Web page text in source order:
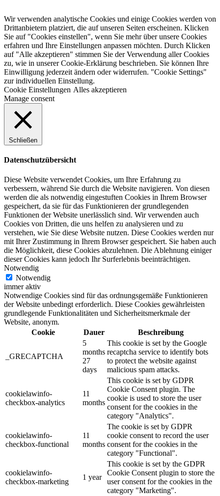
Wir verwenden analytische Cookies und einige Cookies werden von
Drittanbietern platziert, die auf unseren Seiten erscheinen. Klicken
Sie auf "Cookies einstellen", wenn Sie mehr über unsere Cookies
erfahren und Ihre Einstellungen anpassen möchten. Durch Klicken
auf "Alle akzeptieren" stimmen Sie der Verwendung aller Cookies
zu, wie in unserer Cookie-Erklärung beschrieben. Sie können Ihre
Einwilligung jederzeit ändern oder widerrufen. "Cookie Settings"
zur individuellen Einstellung.
Cookie Einstellungen Alles akzeptieren
Manage consent
Schließen
Datenschutzübersicht
Diese Website verwendet Cookies, um Ihre Erfahrung zu
verbessern, während Sie durch die Website navigieren. Von diesen
werden die als notwendig eingestuften Cookies in Ihrem Browser
gespeichert, da sie für das Funktionieren der grundlegenden
Funktionen der Website unerlässlich sind. Wir verwenden auch
Cookies von Dritten, die uns helfen zu analysieren und zu
verstehen, wie Sie diese Website nutzen. Diese Cookies werden nur
mit Ihrer Zustimmung in Ihrem Browser gespeichert. Sie haben auch
die Möglichkeit, diese Cookies abzulehnen. Die Ablehnung einiger
dieser Cookies kann jedoch Ihr Surferlebnis beeinträchtigen.
Notwendig
Notwendig
immer aktiv
Notwendige Cookies sind für das ordnungsgemäße Funktionieren
der Website unbedingt erforderlich. Diese Cookies gewährleisten
grundlegende Funktionalitäten und Sicherheitsmerkmale der
Website, anonym.
Cookie
Dauer Beschreibung
_GRECAPTCHA
5
months
27
days
This cookie is set by the Google
recaptcha service to identify bots
to protect the website against
malicious spam attacks.
cookielawinfo-
checkbox-analytics
11
months
This cookie is set by GDPR
Cookie Consent plugin. The
cookie is used to store the user
consent for the cookies in the
category "Analytics".
cookielawinfo-
checkbox-functional
11
months
The cookie is set by GDPR
cookie consent to record the user
consent for the cookies in the
category "Functional".
cookielawinfo-
checkbox-marketing
1 year
This cookie is set by the GDPR
Cookie Consent plugin to store the
user consent for the cookies in the
category "Marketing".